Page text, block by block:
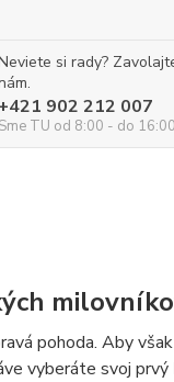
si rady?
+421 902 212 007
Sme TU od 8:00 - do
pohoda. Aby
vyberáte svoj prvý